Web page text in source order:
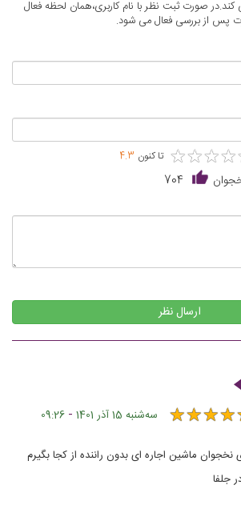
صورت ثبت نظر با نام کاربری،همان لحظه فعال
پس از بررسی فعال می شود.
★★★★
★★★★ تا کنون 4.3
704
ارسال نظر
★★★★
★★★★ ﺳﻪشنبه 15 آذر 1401 -
09:26
نخجوان ماشین اجاره ای بدون راننده از کجا بگیرم
جلفا